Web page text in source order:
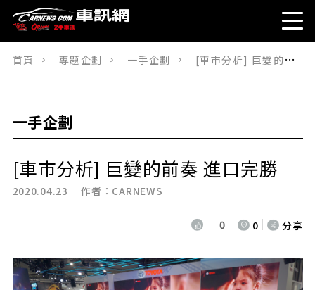
首頁 專題企劃 一手企劃 [車市分析] 巨變的前奏 進口完勝
一手企劃
[車市分析] 巨變的前奏 進口完勝
2020.04.23 作者： CARNEWS
0 0 分享